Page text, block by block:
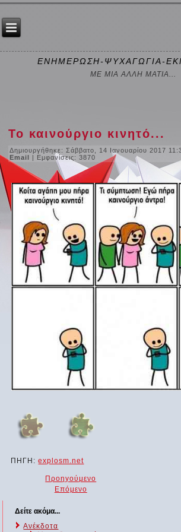
ΕΝΗΜΕΡΩΣΗ-ΨΥΧΑΓΩΓΙΑ-
ΜΕ ΜΙΑ ΑΛΛΗ ΜΑΤΙΑ...
Το καινούργιο κινητό...
Δημιουργήθηκε: Σάββατο, 14 Ιανουαρίου 2017
Email | Εμφανίσεις: 3870
ΠΗΓΗ:explosm.net
Προηγούμενο
Επόμενο
Δείτε ακόμα...
Ανέκδοτα